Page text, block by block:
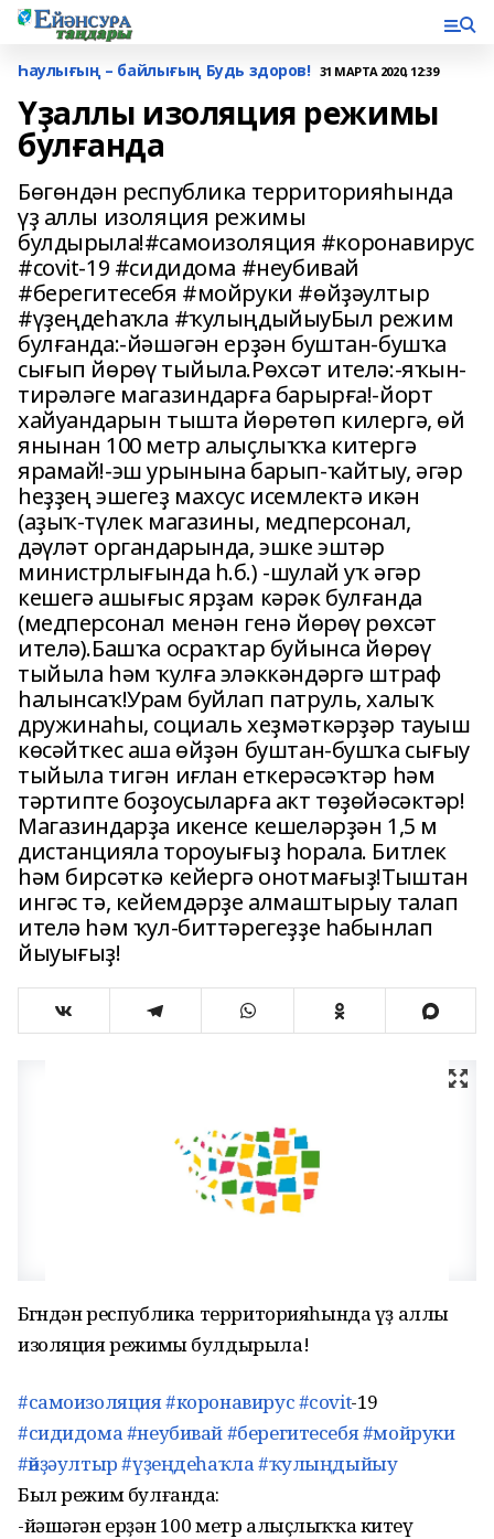
Һаулығың – байлығың Будь здоров! 31 МАРТА 2020, 12:39
Үҙаллы изоляция режимы
булғанда
Бөгөндән республика территорияһында
үҙ аллы изоляция режимы
булдырыла!#самоизоляция #коронавирус
#covit-19 #сидидома #неубивай
#берегитесебя #мойруки #өйҙәултыр
#үҙеңдеһаҡла #ҡулыңдыйыуБыл режим
булғанда:-йәшәгән ерҙән буштан-бушҡа
сығып йөрөү тыйыла.Рөхсәт ителә:-яҡын-
тирәләге магазиндарға барырға!-йорт
хайуандарын тышта йөрөтөп килергә, өй
янынан 100 метр алыҫлыҡҡа китергә
ярамай!-эш урынына барып-ҡайтыу, әгәр
һеҙҙең эшегеҙ махсус исемлектә икән
(аҙыҡ-түлек магазины, медперсонал,
дәүләт органдарында, эшке эштәр
министрлығында һ.б.) -шулай уҡ әгәр
кешегә ашығыс ярҙам кәрәк булғанда
(медперсонал менән генә йөрөү рөхсәт
ителә).Башҡа осраҡтар буйынса йөрөү
тыйыла һәм ҡулға эләккәндәргә штраф
һалынсаҡ!Урам буйлап патруль, халыҡ
дружинаһы, социаль хеҙмәткәрҙәр тауыш
көсәйткес аша өйҙән буштан-бушҡа сығыу
тыйыла тигән иғлан еткерәсәҡтәр һәм
тәртипте боҙоусыларға акт төҙөйәсәктәр!
Магазиндарҙа икенсе кешеләрҙән 1,5 м
дистанцияла тороуығыҙ һорала. Битлек
һәм бирсәткә кейергә онотмағыҙ!Тыштан
ингәс тә, кейемдәрҙе алмаштырыу талап
ителә һәм ҡул-биттәрегеҙҙе һабынлап
йыуығыҙ!
Бөгөндән республика территорияһында үҙ аллы
изоляция режимы булдырыла!
#самоизоляция#коронавирус#covit-19
#сидидома#неубивай#берегитесебя#мойруки
#өйҙәултыр#үҙеңдеһаҡла#ҡулыңдыйыу
Был режим булғанда:
-йәшәгән ерҙән 100 метр алыҫлыҡҡа китеү